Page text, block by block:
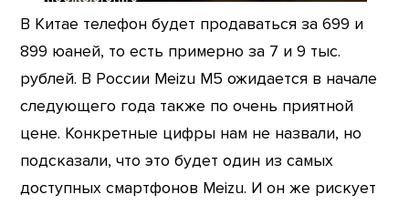
В Китае телефон будет продаваться за 699 и
899 юаней, то есть примерно за 7 и 9 тыс.
рублей. В России Meizu M5 ожидается в начале
следующего года также по очень приятной
цене. Конкретные цифры нам не назвали, но
подсказали, что это будет один из самых
доступных смартфонов Meizu. И он же рискует